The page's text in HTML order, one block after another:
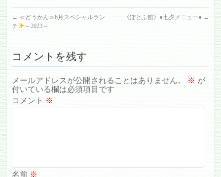
← ≪どうかん≫6月スペシャルラン
チ
～2023～
《ぽとふ館》●七夕メニュー● →
コメントを残す
メールアドレスが公開されることはありません。 ※ が
付いている欄は必須項目です
コメント ※
名前 ※